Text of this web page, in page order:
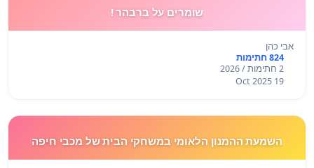
שומרים על ברבהר !
אבי כהן
824 חתימות
2 חתימות / 2026
19 Oct 2025
השמעת ההמנון הלאומי במשחקי הבית של מכבי חיפה